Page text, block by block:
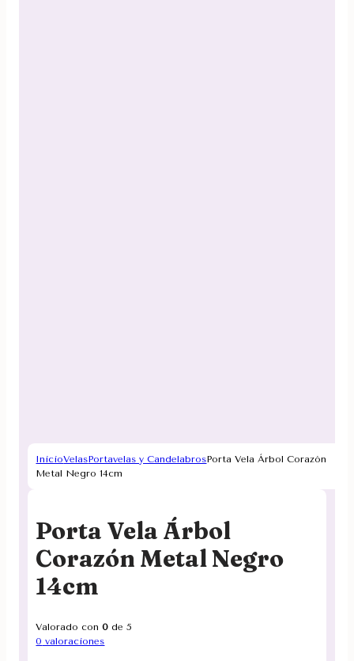
InicioVelasPortavelas y CandelabrosPorta Vela Árbol Corazón
Metal Negro 14cm
Porta Vela Árbol
Corazón Metal Negro
14cm
Valorado con0 de 5
0 valoraciones